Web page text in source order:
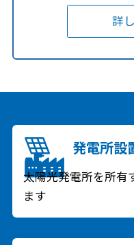
詳
発電所設
太陽光発電所を所有
ます